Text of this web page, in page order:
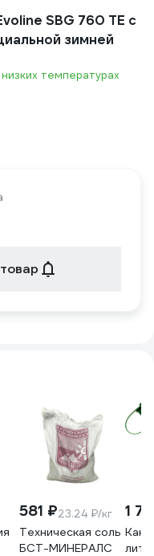
SBG 760 TE с
зимней
температурах
581 ₽23.24 ₽/кг
Техническая соль
БСТ-МИНЕРАЛС
1